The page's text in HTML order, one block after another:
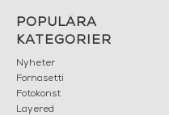
POPULÄRA
KATEGORIER
Nyheter
Fornasetti
Fotokonst
Layered